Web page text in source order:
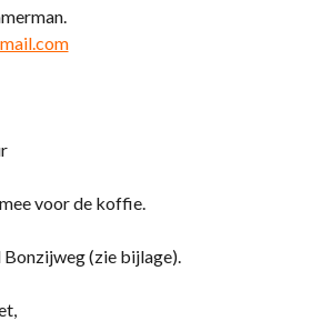
voor de koffie.
(zie bijlage).